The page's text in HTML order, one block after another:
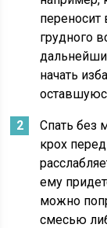
переносит
грудного
начать
Спать без
крох
ему
можно
смесью